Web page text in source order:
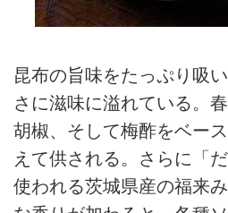
昆布の旨味をたっぷり吸
さに滋味に溢れている。
胡椒、そして梅酢をベー
えて供される。さらに「
使われる茨城県産の福来